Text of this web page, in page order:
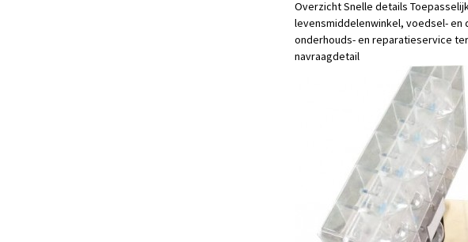
Overzicht Snelle details
levensmiddelenwinkel, voedsel-
onderhouds- en reparatieservice
navraagdetail